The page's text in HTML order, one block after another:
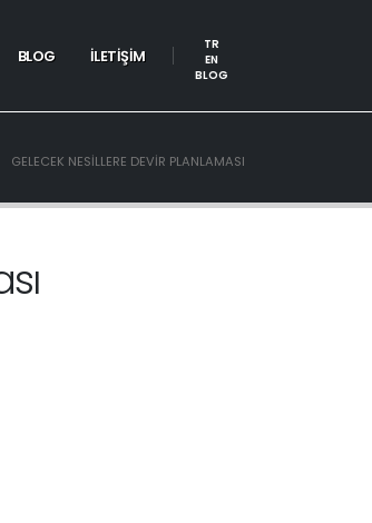
BLOG İLETİŞİM
TR
EN
BLOG
GELECEK NESILLERE DEVIR PLANLAMASI